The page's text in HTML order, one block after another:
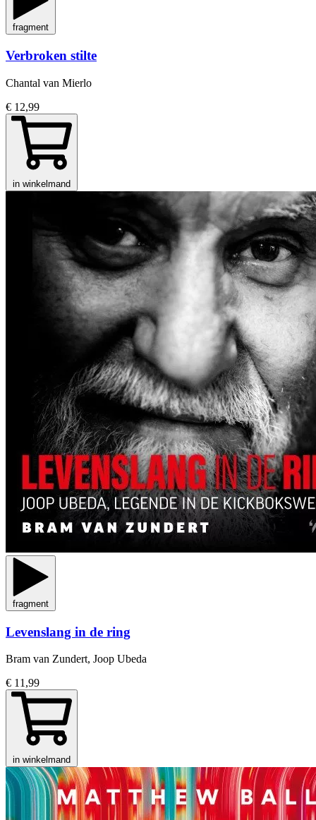
fragment
Verbroken stilte
Chantal van Mierlo
€ 12,99
in winkelmand
fragment
Levenslang in de ring
Bram van Zundert, Joop Ubeda
€ 11,99
in winkelmand